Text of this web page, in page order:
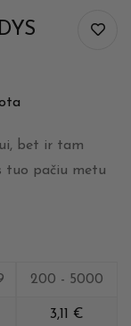
bet ir tam
tuo pačiu metu
200 - 5000
3,11 €